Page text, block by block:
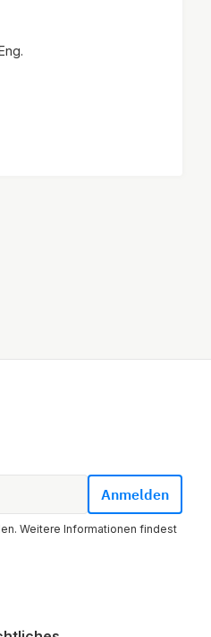
Weitere Informationen findest